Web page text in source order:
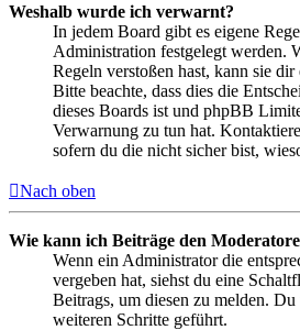
Weshalb wurde ich verwarnt?
In jedem Board gibt es eigene
Administration festgelegt werden.
Regeln verstoßen hast, kann sie
Bitte beachte, dass dies die
dieses Boards ist und phpBB
Verwarnung zu tun hat.
sofern du die nicht sicher bist,
Nach oben
Wie kann ich Beiträge den
Wenn ein Administrator die
vergeben hat, siehst du eine
Beitrags, um diesen zu melden.
weiteren Schritte geführt.